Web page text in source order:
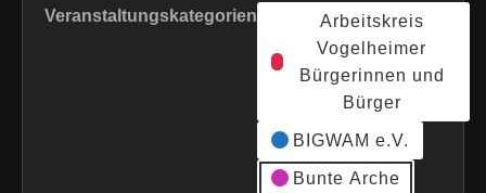
Veranstaltungskategorien
Arbeitskreis
Vogelheimer
Bürgerinnen und
Bürger
BIGWAM e.V.
Bunte Arche